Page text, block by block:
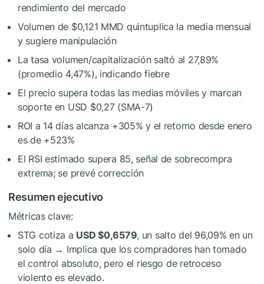
rendimiento del mercado
Volumen de $0,121 MMD quintuplica la media mensual
y sugiere manipulación
La tasa volumen/capitalización saltó al 27,89%
(promedio 4,47%), indicando fiebre
El precio supera todas las medias móviles y marcan
soporte en USD $0,27 (SMA-7)
ROI a 14 días alcanza +305% y el retorno desde enero
es de +523%
El RSI estimado supera 85, señal de sobrecompra
extrema; se prevé corrección
Resumen ejecutivo
Métricas clave:
STG cotiza a USD $0,6579, un salto del 96,09% en un
solo día → Implica que los compradores han tomado
el control absoluto, pero el riesgo de retroceso
violento es elevado.